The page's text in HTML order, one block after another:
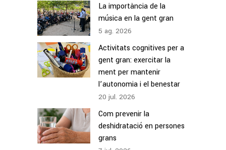
La importància de la
música en la gent gran
5 ag. 2026
Activitats cognitives per a
gent gran: exercitar la
ment per mantenir
l’autonomia i el benestar
20 jul. 2026
Com prevenir la
deshidratació en persones
grans